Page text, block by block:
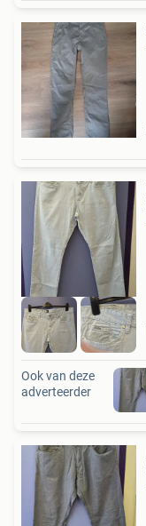
Ook van deze
adverteerder